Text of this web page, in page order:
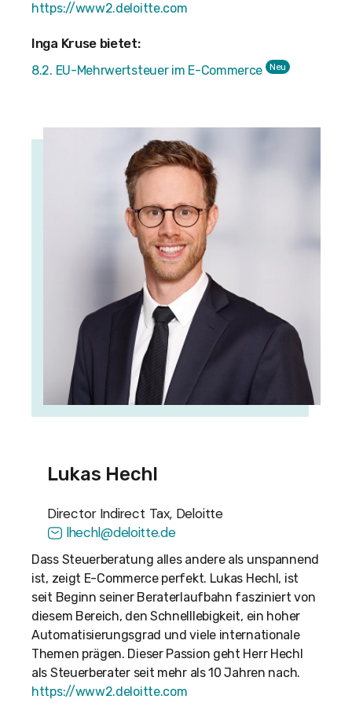
https://www2.deloitte.com
Inga Kruse bietet:
8.2. EU-Mehrwertsteuer im E-Commerce Neu
Lukas Hechl
Director Indirect Tax, Deloitte
lhechl@deloitte.de
Dass Steuerberatung alles andere als unspannend
ist, zeigt E-Commerce perfekt. Lukas Hechl, ist
seit Beginn seiner Beraterlaufbahn fasziniert von
diesem Bereich, den Schnelllebigkeit, ein hoher
Automatisierungsgrad und viele internationale
Themen prägen. Dieser Passion geht Herr Hechl
als Steuerberater seit mehr als 10 Jahren nach.
https://www2.deloitte.com